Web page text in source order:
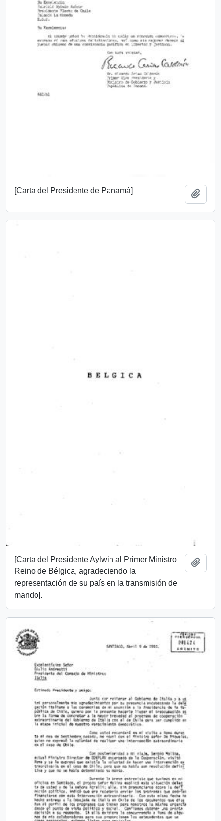
[Carta del Presidente de Panamá]
[Carta del Presidente Aylwin al Primer Ministro
Reino de Bélgica, agradeciendo la
representación de su país en la transmisión de
mando].